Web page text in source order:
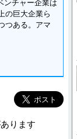
ンチャー企業は
の巨大企業ら
つある。アマ
ります